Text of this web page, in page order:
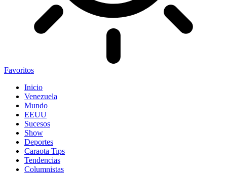
Favoritos
Inicio
Venezuela
Mundo
EEUU
Sucesos
Show
Deportes
Caraota Tips
Tendencias
Columnistas